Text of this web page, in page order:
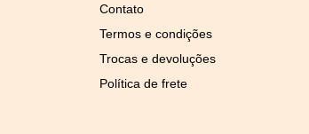
Contato
Termos e condições
Trocas e devoluções
Política de frete